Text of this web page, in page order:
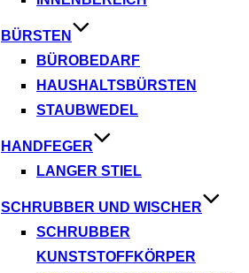
BÜRSTEN
BÜROBEDARF
HAUSHALTSBÜRSTEN
STAUBWEDEL
HANDFEGER
LANGER STIEL
SCHRUBBER UND WISCHER
SCHRUBBER
KUNSTSTOFFKÖRPER